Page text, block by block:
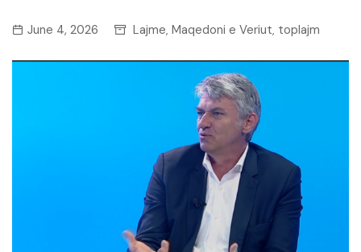
June 4, 2026 Lajme, Maqedoni e Veriut, toplajm